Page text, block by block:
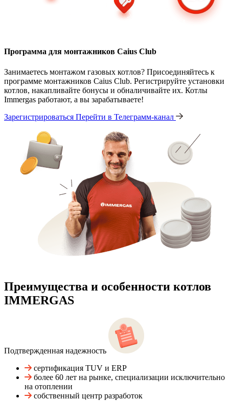
Программа для монтажников Caius Club
Занимаетесь монтажом газовых котлов? Присоединяйтесь к
программе монтажников Caius Club. Регистрируйте установки
котлов, накапливайте бонусы и обналичивайте их. Котлы
Immergas работают, а вы зарабатываете!
Зарегистрироваться Перейти в Телеграмм-канал
Преимущества и особенности котлов
IMMERGAS
Подтвержденная надежность
сертификация TUV и ERP
более 60 лет на рынке, специализации исключительно
на отоплении
собственный центр разработок